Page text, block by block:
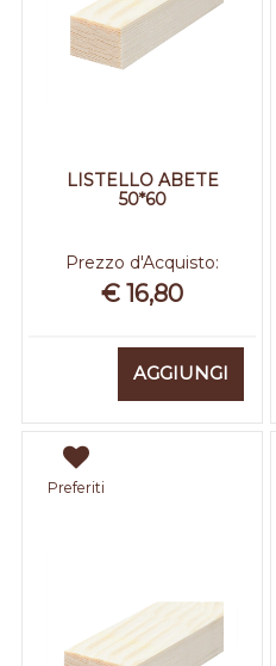
LISTELLO ABETE
50*60
Prezzo d'Acquisto:
€ 16,80
AGGIUNGI
Preferiti